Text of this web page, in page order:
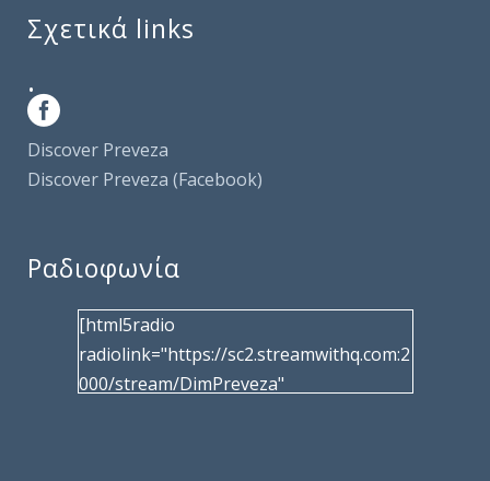
Σχετικά links
.
Discover Preveza
Discover Preveza (Facebook)
Ραδιοφωνία
[html5radio
radiolink="https://sc2.streamwithq.com:2
000/stream/DimPreveza"